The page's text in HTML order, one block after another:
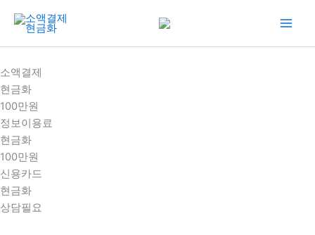
건
너
뛰
기
소액결제
현금화
100만원
정보이용료
현금화
100만원
신용카드
현금화
상담필요